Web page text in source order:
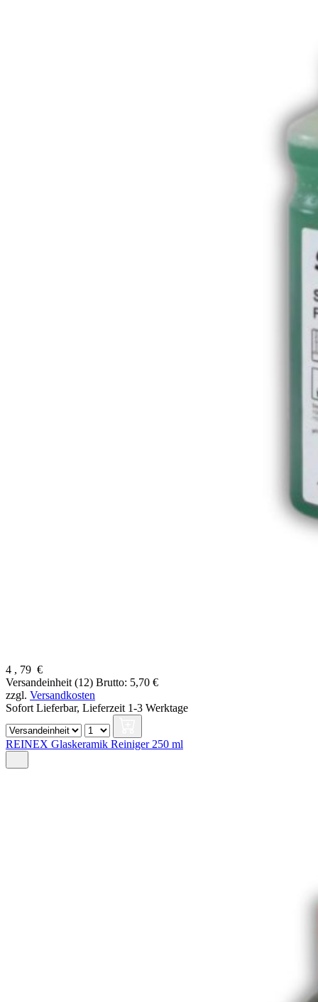
4 , 79 €
Versandeinheit (12) Brutto: 5,70 €
zzgl. Versandkosten
Sofort Lieferbar, Lieferzeit 1-3 Werktage
REINEX Glaskeramik Reiniger 250 ml